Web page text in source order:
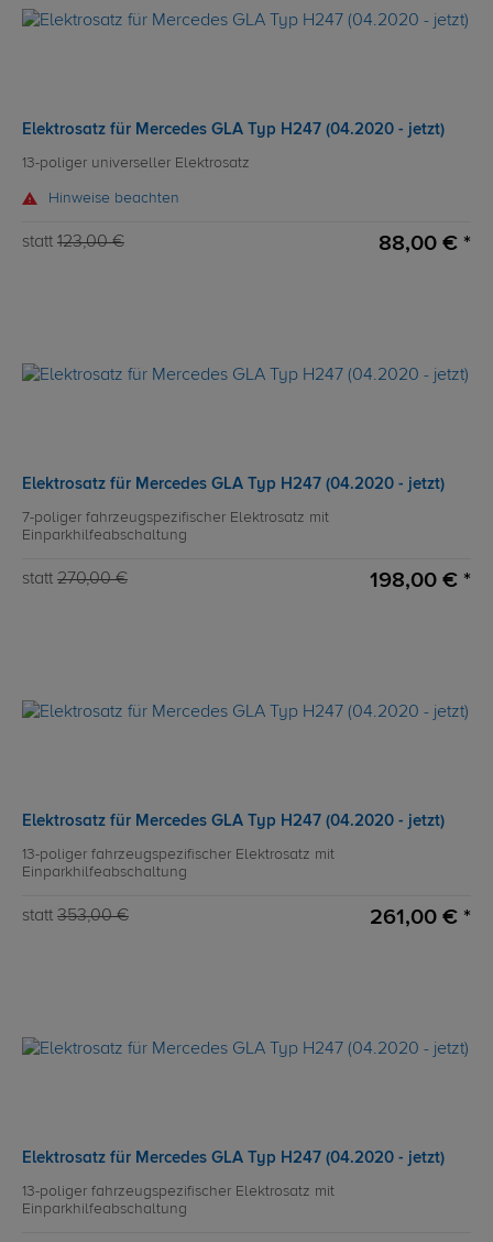
Elektrosatz für Mercedes GLA Typ H247 (04.2020 - jetzt)
13-poliger universeller Elektrosatz
Hinweise beachten
statt 123,00 € 88,00 € *
Elektrosatz für Mercedes GLA Typ H247 (04.2020 - jetzt)
7-poliger fahrzeugspezifischer Elektrosatz mit
Einparkhilfeabschaltung
statt 270,00 € 198,00 € *
Elektrosatz für Mercedes GLA Typ H247 (04.2020 - jetzt)
13-poliger fahrzeugspezifischer Elektrosatz mit
Einparkhilfeabschaltung
statt 353,00 € 261,00 € *
Elektrosatz für Mercedes GLA Typ H247 (04.2020 - jetzt)
13-poliger fahrzeugspezifischer Elektrosatz mit
Einparkhilfeabschaltung